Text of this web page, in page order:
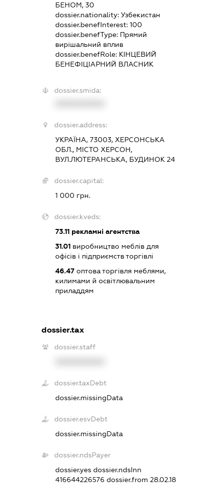
БЕНОМ, 30
dossier.nationality: Узбекистан
dossier.benefInterest: 100
dossier.benefType: Прямий
вирішальний вплив
dossier.benefRole: КІНЦЕВИЙ
БЕНЕФІЦІАРНИЙ ВЛАСНИК
dossier.smida:
dossier.address:
УКРАЇНА, 73003, ХЕРСОНСЬКА
ОБЛ., МІСТО ХЕРСОН,
ВУЛ.ЛЮТЕРАНСЬКА, БУДИНОК 24
dossier.capital:
1 000 грн.
dossier.kveds:
73.11рекламні агентства
31.01виробництво меблів для
офісів і підприємств торгівлі
46.47оптова торгівля меблями,
килимами й освітлювальним
приладдям
dossier.tax
dossier.staff
dossier.taxDebt
dossier.missingData
dossier.esvDebt
dossier.missingData
dossier.ndsPayer
dossier.yes dossier.ndsInn
416644226576 dossier.from 28.02.18